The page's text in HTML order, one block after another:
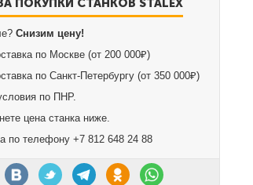
ПОКУПКИ СТАНКОВ STALEX
Снизим цену!
по Москве (от 200 000₽)
по Санкт-Петербургу (от 350 000₽)
по ПНР.
цена станка ниже.
по телефону +7 812 648 24 88